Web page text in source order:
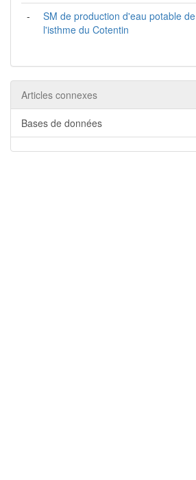
-
SM de production d'eau potable de
l'isthme du Cotentin
Articles connexes
Bases de données